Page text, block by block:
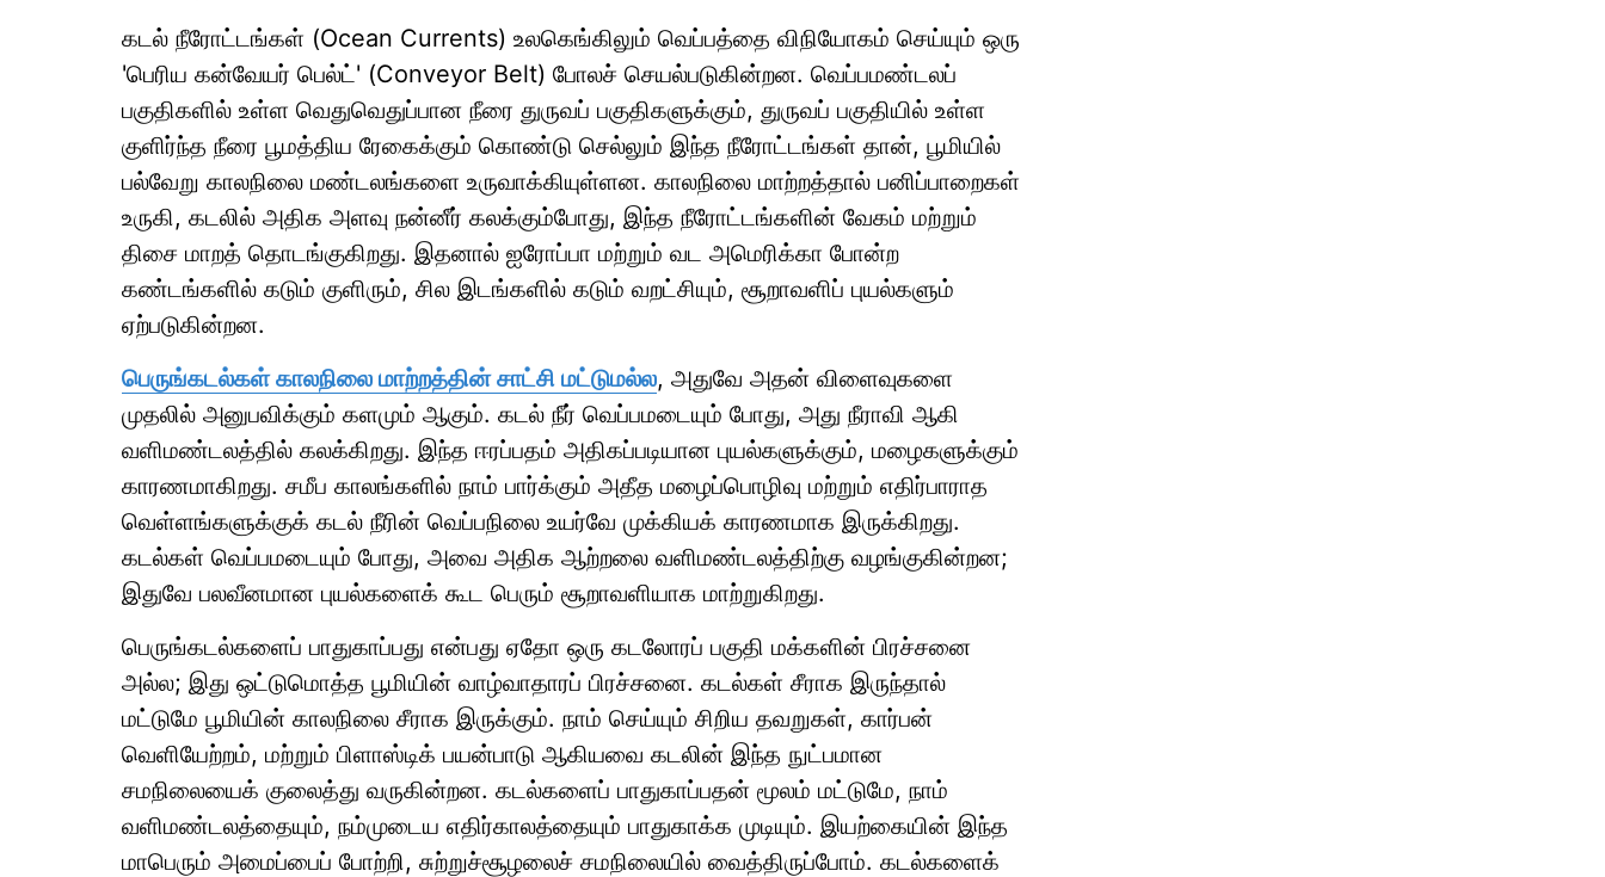
கடல் நீரோட்டங்கள் (Ocean Currents) உலகெங்கிலும் வெப்பத்தை விநியோகம் செய்யும் ஒரு
'பெரிய கன்வேயர் பெல்ட்' (Conveyor Belt) போலச் செயல்படுகின்றன. வெப்பமண்டலப்
பகுதிகளில் உள்ள வெதுவெதுப்பான நீரை துருவப் பகுதிகளுக்கும், துருவப் பகுதியில் உள்ள
குளிர்ந்த நீரை பூமத்திய ரேகைக்கும் கொண்டு செல்லும் இந்த நீரோட்டங்கள் தான், பூமியில்
பல்வேறு காலநிலை மண்டலங்களை உருவாக்கியுள்ளன. காலநிலை மாற்றத்தால் பனிப்பாறைகள்
உருகி, கடலில் அதிக அளவு நன்னீர் கலக்கும்போது, இந்த நீரோட்டங்களின் வேகம் மற்றும்
திசை மாறத் தொடங்குகிறது. இதனால் ஐரோப்பா மற்றும் வட அமெரிக்கா போன்ற
கண்டங்களில் கடும் குளிரும், சில இடங்களில் கடும் வறட்சியும், சூறாவளிப் புயல்களும்
ஏற்படுகின்றன.
பெருங்கடல்கள் காலநிலை மாற்றத்தின் சாட்சி மட்டுமல்ல, அதுவே அதன் விளைவுகளை
முதலில் அனுபவிக்கும் களமும் ஆகும். கடல் நீர் வெப்பமடையும் போது, அது நீராவி ஆகி
வளிமண்டலத்தில் கலக்கிறது. இந்த ஈரப்பதம் அதிகப்படியான புயல்களுக்கும், மழைகளுக்கும்
காரணமாகிறது. சமீப காலங்களில் நாம் பார்க்கும் அதீத மழைப்பொழிவு மற்றும் எதிர்பாராத
வெள்ளங்களுக்குக் கடல் நீரின் வெப்பநிலை உயர்வே முக்கியக் காரணமாக இருக்கிறது.
கடல்கள் வெப்பமடையும் போது, அவை அதிக ஆற்றலை வளிமண்டலத்திற்கு வழங்குகின்றன;
இதுவே பலவீனமான புயல்களைக் கூட பெரும் சூறாவளியாக மாற்றுகிறது.
பெருங்கடல்களைப் பாதுகாப்பது என்பது ஏதோ ஒரு கடலோரப் பகுதி மக்களின் பிரச்சனை
அல்ல; இது ஒட்டுமொத்த பூமியின் வாழ்வாதாரப் பிரச்சனை. கடல்கள் சீராக இருந்தால்
மட்டுமே பூமியின் காலநிலை சீராக இருக்கும். நாம் செய்யும் சிறிய தவறுகள், கார்பன்
வெளியேற்றம், மற்றும் பிளாஸ்டிக் பயன்பாடு ஆகியவை கடலின் இந்த நுட்பமான
சமநிலையைக் குலைத்து வருகின்றன. கடல்களைப் பாதுகாப்பதன் மூலம் மட்டுமே, நாம்
வளிமண்டலத்தையும், நம்முடைய எதிர்காலத்தையும் பாதுகாக்க முடியும். இயற்கையின் இந்த
மாபெரும் அமைப்பைப் போற்றி, சுற்றுச்சூழலைச் சமநிலையில் வைத்திருப்போம். கடல்களைக்